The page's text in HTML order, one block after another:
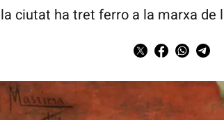
ciutat ha tret ferro a la marxa